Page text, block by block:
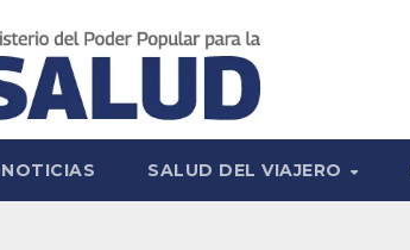
NOTICIAS SALUD DEL VIAJERO